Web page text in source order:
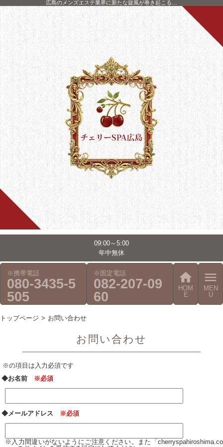
広島のメンズエステ業界に新たな旋風が巻き起こる…
09:00～5:00
年中無休
※携帯電話
080-3435-5
505
※固定電話
082-207-09
60
home
HOM
E
menu
MEN
U
トップページ お問い合わせ
お問い合わせ
※の項目は入力必須です
◆お名前
※必須
◆メールアドレス ※必須
※入力間違いがないようにご注意ください。また「cherryspahiroshima.co